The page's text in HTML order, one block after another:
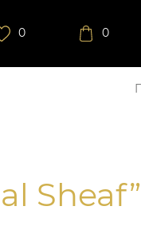
0 0
Sheaf”